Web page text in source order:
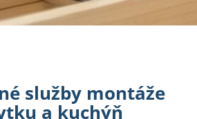
služby montáže
a kuchýň